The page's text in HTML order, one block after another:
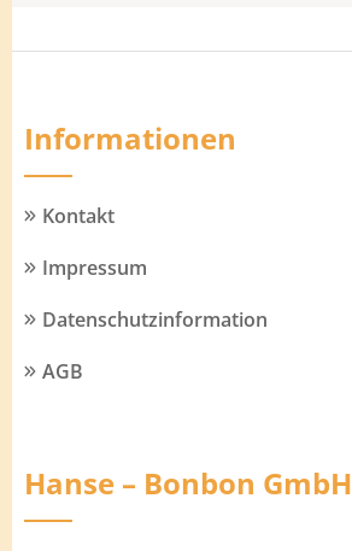
Informationen
Kontakt
Impressum
Datenschutzinformation
AGB
Hanse – Bonbon GmbH